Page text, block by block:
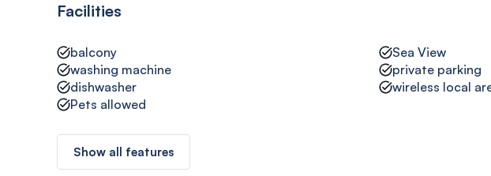
Facilities
balcony
Sea View
washing machine
private parking
dishwasher
wireless local
Pets allowed
Show all features